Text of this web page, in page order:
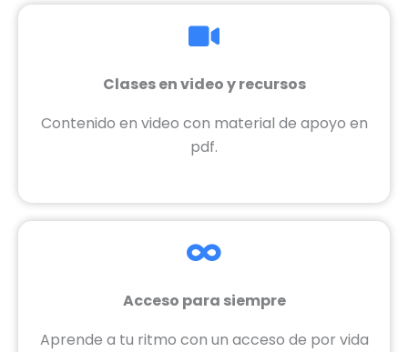
Clases en video y recursos
Contenido en video con material de apoyo en
pdf.
Acceso para siempre
Aprende a tu ritmo con un acceso de por vida